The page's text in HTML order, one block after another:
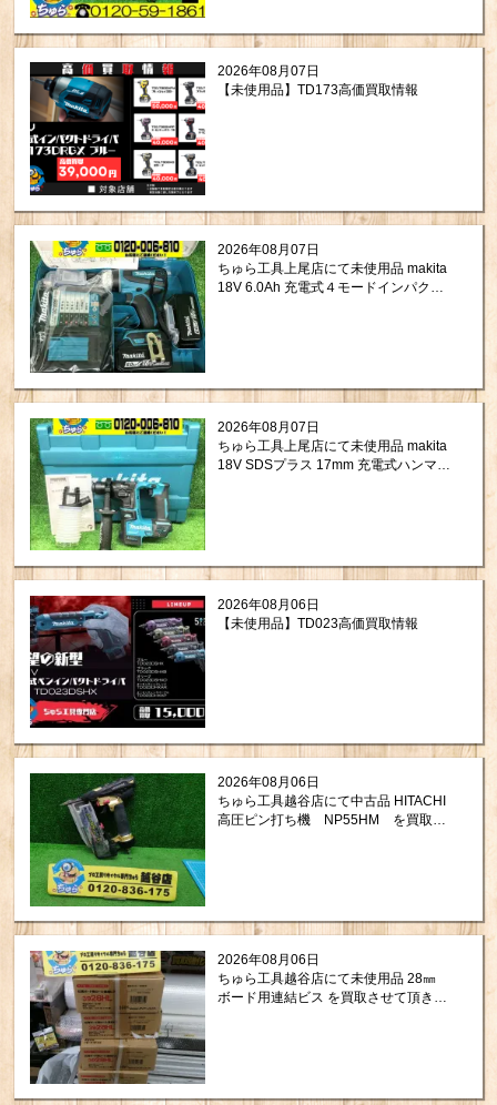
2026年08月07日
【未使用品】TD173高価買取情報
2026年08月07日
ちゅら工具上尾店にて未使用品 makita
18V 6.0Ah 充電式４モードインパクト
2026年08月07日
ちゅら工具上尾店にて未使用品 makita
18V SDSプラス 17mm 充電式ハンマド
2026年08月06日
【未使用品】TD023高価買取情報
2026年08月06日
ちゅら工具越谷店にて中古品 HITACHI
高圧ピン打ち機 NP55HM を買取さ
2026年08月06日
ちゅら工具越谷店にて未使用品 28㎜
ボード用連結ビス を買取させて頂きま